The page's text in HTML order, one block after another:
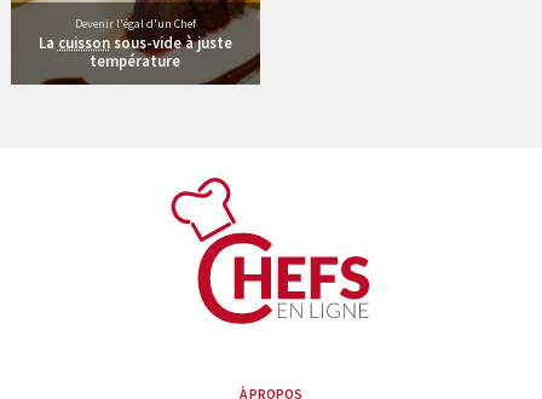
Devenir l'égal d'un Chef
La cuissonsous-vide à juste
température
À PROPOS